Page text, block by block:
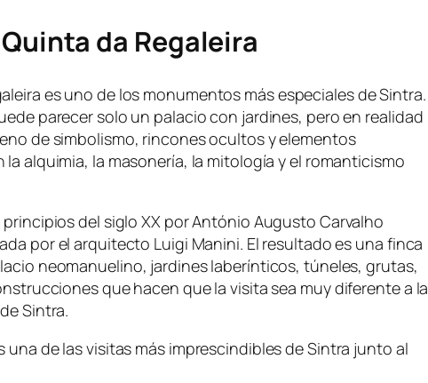
da Regaleira
es uno de los monumentos más especiales de Sintra.
parecer solo un palacio con jardines, pero en realidad
de simbolismo, rincones ocultos y elementos
alquimia, la masonería, la mitología y el romanticismo
del siglo XX por António Augusto Carvalho
por el arquitecto Luigi Manini. El resultado es una finca
neomanuelino, jardines laberínticos, túneles, grutas,
que hacen que la visita sea muy diferente a la
Sintra.
una de las visitas más imprescindibles de Sintra junto al